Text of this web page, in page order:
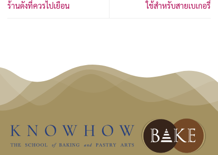
ร้านดังที่ควรไปเยือน
ใช้สำหรับสายเบเกอรี่